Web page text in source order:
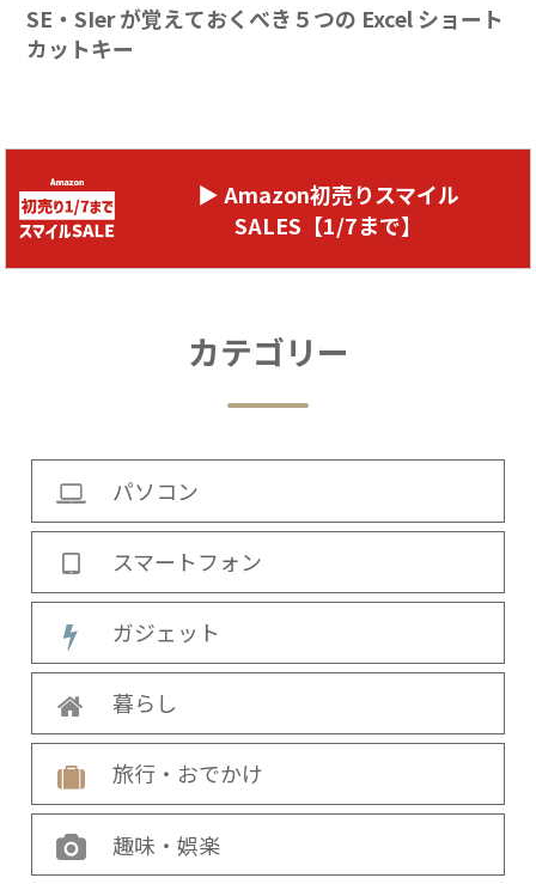
SE・SIer が覚えておくべき５つの Excel ショート
カットキー
▶ Amazon初売りスマイル
SALES【1/7まで】
カテゴリー
パソコン
スマートフォン
ガジェット
暮らし
旅行・おでかけ
趣味・娯楽